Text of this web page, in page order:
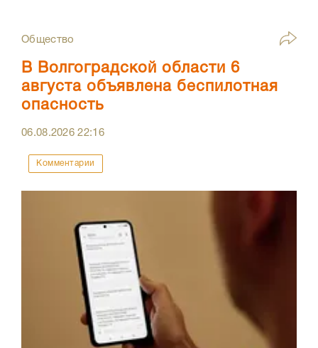
Общество
В Волгоградской области 6
августа объявлена беспилотная
опасность
06.08.202622:16
Комментарии